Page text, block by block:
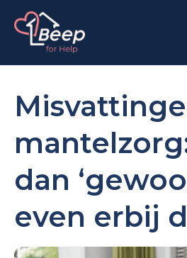
dan
even erbij